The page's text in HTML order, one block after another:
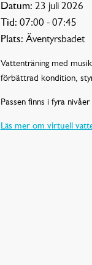
Datum: 23 juli 2026
Tid: 07:00 - 07:45
Plats: Äventyrsbadet
Vattenträning med
förbättrad kondition,
Passen finns i fyra
Läs mer om virtuell